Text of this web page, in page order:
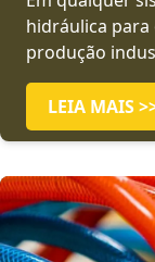
hidráulica para
produção
LEIA MAIS